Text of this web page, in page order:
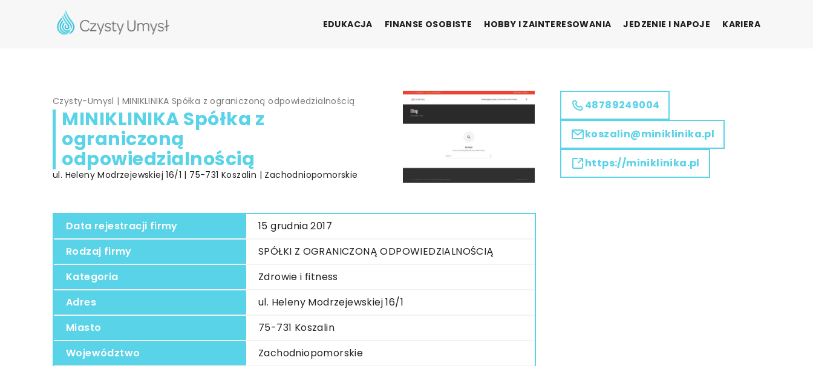
EDUKACJA FINANSE OSOBISTE HOBBY I ZAINTERESOWANIA JEDZENIE I NAPOJE KARIERA
Czysty-Umysl |MINIKLINIKA Spółka z ograniczoną odpowiedzialnością
MINIKLINIKA Spółka z
ograniczoną
odpowiedzialnością
ul. Heleny Modrzejewskiej 16/1 | 75-731 Koszalin | Zachodniopomorskie
Data rejestracji firmy
15 grudnia 2017
Rodzaj firmy
SPÓŁKI Z OGRANICZONĄ ODPOWIEDZIALNOŚCIĄ
Kategoria
Zdrowie i fitness
Adres
ul. Heleny Modrzejewskiej 16/1
Miasto
75-731 Koszalin
Województwo
Zachodniopomorskie
48789249004
koszalin@miniklinika.pl
https://miniklinika.pl